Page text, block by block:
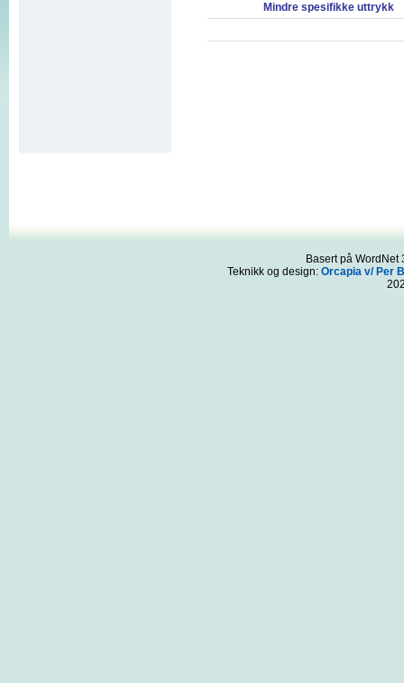
Mindre spesifikke uttrykk
Basert på
Teknikk og design: Orcapia v/ Per